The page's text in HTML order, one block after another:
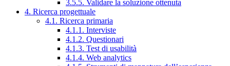
3.5.5. Validare la soluzione ottenuta
4. Ricerca progettuale
4.1. Ricerca primaria
4.1.1. Interviste
4.1.2. Questionari
4.1.3. Test di usabilità
4.1.4. Web analytics